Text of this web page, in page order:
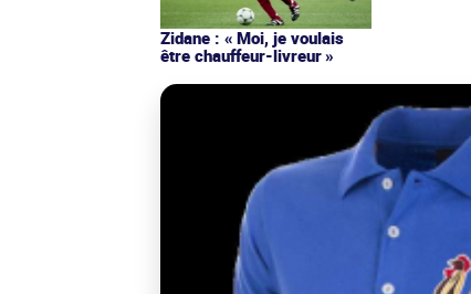
Zidane : « Moi, je voulais
être chauffeur-livreur »